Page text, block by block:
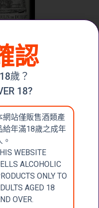
DE
DE
2014
購物車
記國際洋酒有限公
司
CHEUNG KEE
認
歲？
18?
網站僅販售酒類產
給年滿18歲之成年
。
WEBSITE
ALCOHOLIC
ONLY TO
AGED 18
OVER.